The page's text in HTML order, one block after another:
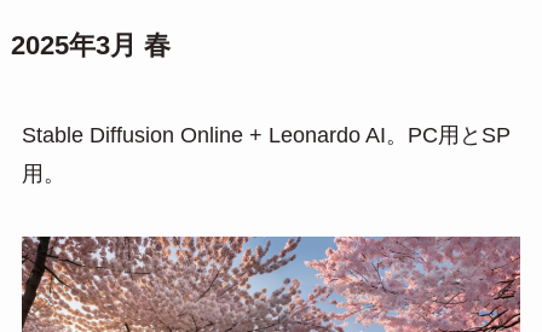
2025年3月 春
Stable Diffusion Online + Leonardo AI。PC用とSP
用。